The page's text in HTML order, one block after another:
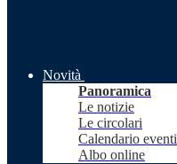
Novità
Panoramica
Le notizie
Le circolari
Calendario eventi
Albo online